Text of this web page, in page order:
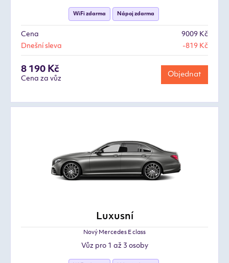
WiFi zdarma Nápoj zdarma
Cena
9009 Kč
Dnešní sleva
-819 Kč
8 190 Kč
Cena za vůz
Objednat
Luxusní
Nový Mercedes E class
Vůz pro 1 až 3 osoby